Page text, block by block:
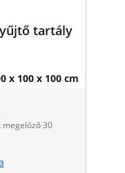
tartály
x 100 x 100 cm
megelőző 30